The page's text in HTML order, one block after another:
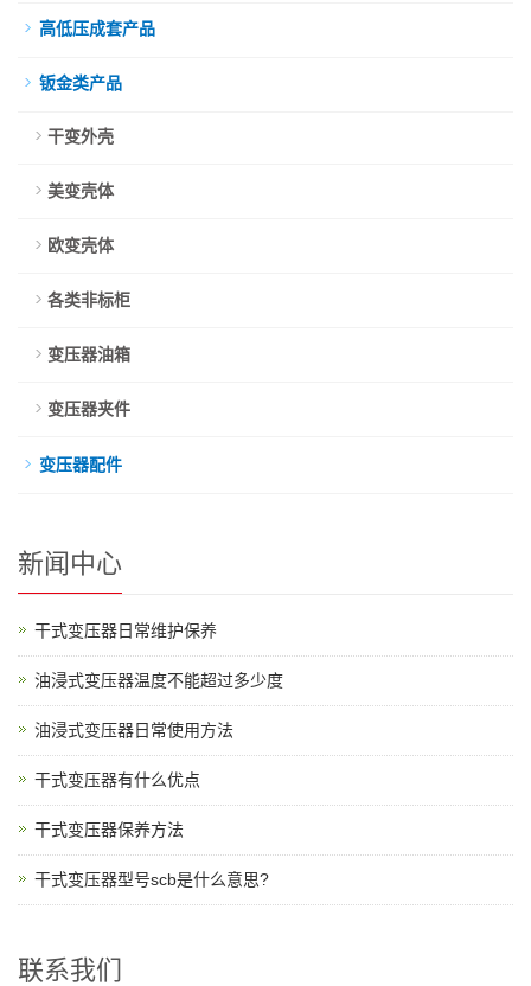
高低压成套产品
钣金类产品
干变外壳
美变壳体
欧变壳体
各类非标柜
变压器油箱
变压器夹件
变压器配件
新闻中心
干式变压器日常维护保养
油浸式变压器温度不能超过多少度
油浸式变压器日常使用方法
干式变压器有什么优点
干式变压器保养方法
干式变压器型号scb是什么意思?
联系我们